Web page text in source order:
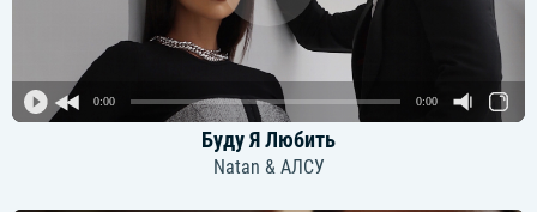
0:00 0:00
Буду Я Любить
Natan & АЛСУ